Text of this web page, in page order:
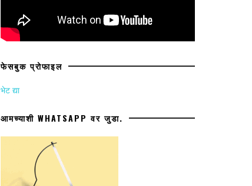
फेसबुक प्रोफाइल
भेट द्या
आमच्याशी WHATSAPP वर जुडा.